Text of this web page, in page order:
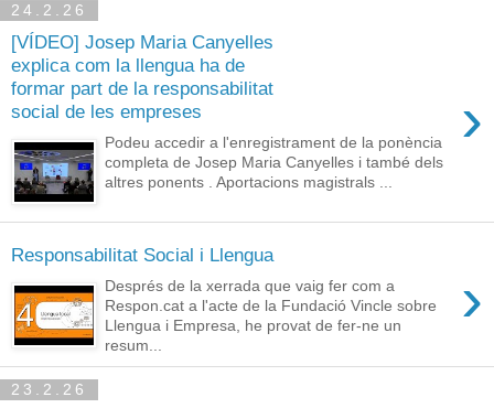
24.2.26
[VÍDEO] Josep Maria Canyelles
explica com la llengua ha de
formar part de la responsabilitat
social de les empreses
›
Podeu accedir a l'enregistrament de la ponència
completa de Josep Maria Canyelles i també dels
altres ponents . Aportacions magistrals ...
Responsabilitat Social i Llengua
›
Després de la xerrada que vaig fer com a
Respon.cat a l'acte de la Fundació Vincle sobre
Llengua i Empresa, he provat de fer-ne un
resum...
23.2.26